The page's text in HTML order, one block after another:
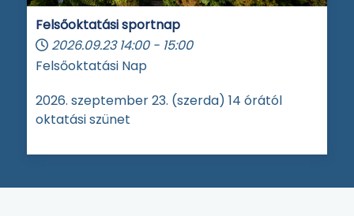
Felsőoktatási sportnap
2026.09.23 14:00 - 15:00
Felsőoktatási Nap
2026. szeptember 23. (szerda) 14 órától
oktatási szünet